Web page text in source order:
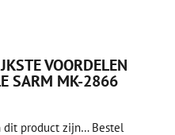
VOORDELEN
SARM MK-2866
dit product zijn… Bestel